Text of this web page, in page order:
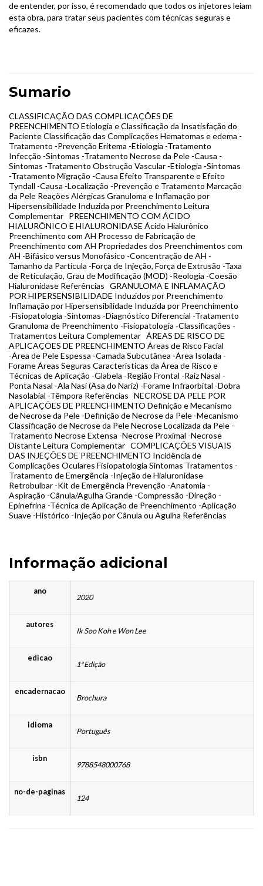
de entender, por isso, é recomendado que todos os injetores leiam
esta obra, para tratar seus pacientes com técnicas seguras e
eficazes.
Sumario
CLASSIFICAÇÃO DAS COMPLICAÇÕES DE
PREENCHIMENTO Etiologia e Classificação da Insatisfação do
Paciente Classificação das Complicações Hematomas e edema -
Tratamento -Prevenção Eritema -Etiologia -Tratamento
Infecção -Sintomas -Tratamento Necrose da Pele -Causa -
Sintomas -Tratamento Obstrução Vascular -Etiologia -Sintomas
-Tratamento Migração -Causa Efeito Transparente e Efeito
Tyndall -Causa -Localização -Prevenção e Tratamento Marcação
da Pele Reações Alérgicas Granuloma e Inflamação por
Hipersensibilidade Induzida por Preenchimento Leitura
Complementar PREENCHIMENTO COM ÁCIDO
HIALURÔNICO E HIALURONIDASE Ácido Hialurônico
Preenchimento com AH Processo de Fabricação de
Preenchimento com AH Propriedades dos Preenchimentos com
AH -Bifásico versus Monofásico -Concentração de AH -
Tamanho da Partícula -Força de Injeção, Força de Extrusão -Taxa
de Reticulação, Grau de Modificação (MOD) -Reologia -Coesão
Hialuronidase Referências GRANULOMA E INFLAMAÇÃO
POR HIPERSENSIBILIDADE Induzidos por Preenchimento
Inflamação por Hipersensibilidade Induzida por Preenchimento
-Fisiopatologia -Sintomas -Diagnóstico Diferencial -Tratamento
Granuloma de Preenchimento -Fisiopatologia -Classificações -
Tratamentos Leitura Complementar ÁREAS DE RISCO DE
APLICAÇÕES DE PREENCHIMENTO Áreas de Risco Facial
-Área de Pele Espessa -Camada Subcutânea -Área Isolada -
Forame Áreas Seguras Características da Área de Risco e
Técnicas de Aplicação -Glabela -Região Frontal -Raiz Nasal -
Ponta Nasal -Ala Nasi (Asa do Nariz) -Forame Infraorbital -Dobra
Nasolabial -Têmpora Referências NECROSE DA PELE POR
APLICAÇÕES DE PREENCHIMENTO Definição e Mecanismo
de Necrose da Pele -Definição de Necrose da Pele -Mecanismo
Classificação de Necrose da Pele Necrose Localizada da Pele -
Tratamento Necrose Extensa -Necrose Proximal -Necrose
Distante Leitura Complementar COMPLICAÇÕES VISUAIS
DAS INJEÇÕES DE PREENCHIMENTO Incidência de
Complicações Oculares Fisiopatologia Sintomas Tratamentos -
Tratamento de Emergência -Injeção de Hialuronidase
Retrobulbar -Kit de Emergência Prevenção -Anatomia -
Aspiração -Cânula/Agulha Grande -Compressão -Direção -
Epinefrina -Técnica de Aplicação de Preenchimento -Aplicação
Suave -Histórico -Injeção por Cânula ou Agulha Referências
Informação adicional
ano
2020
autores
Ik Soo Koh e Won Lee
edicao
1ª Edição
encadernacao
Brochura
idioma
Português
isbn
9788548000768
no-de-paginas
124